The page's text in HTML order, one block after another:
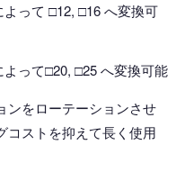
って □12, □16 へ変換可
って□20, □25 へ変換可能
ンをローテーションさせ
コストを抑えて長く使用